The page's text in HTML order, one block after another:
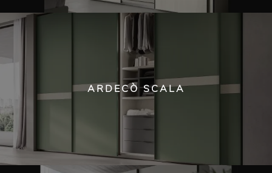
ARDECÒ SCALA